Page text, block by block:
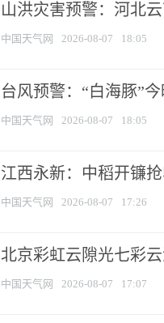
山洪灾害预警：河北
中国天气网 2026-08-07 18:05
台风预警：“白海豚”
中国天气网 2026-08-07 18:05
江西永新：中稻开镰
中国天气网 2026-08-07 17:26
北京彩虹云隙光七彩
中国天气网 2026-08-07 17:07